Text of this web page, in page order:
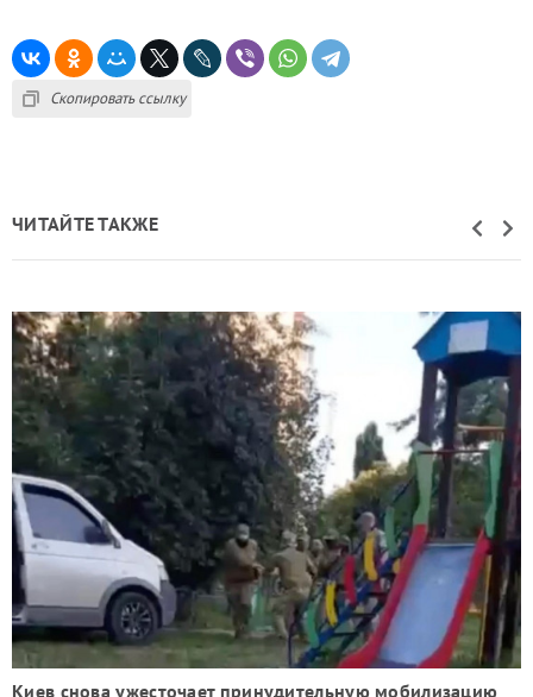
Скопировать ссылку
ЧИТАЙТЕ ТАКЖЕ
Киев снова ужесточает принудительную мобилизацию